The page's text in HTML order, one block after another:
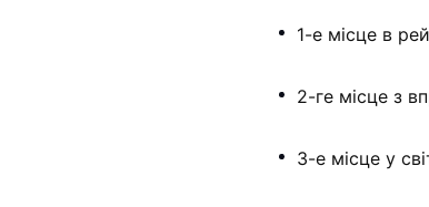
1-е місце в
2-ге місце з
3-е місце у